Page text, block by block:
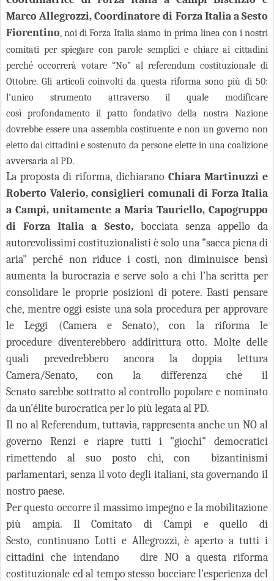
Marco Allegrozzi, Coordinatore di Forza Italia a Sesto
Fiorentino, noi di Forza Italia siamo in prima linea con i nostri
comitati per spiegare con parole semplici e chiare ai cittadini
perché occorrerà votare “No” al referendum costituzionale di
Ottobre. Gli articoli coinvolti da questa riforma sono più di 50:
l’unico strumento attraverso il quale modificare
così profondamento il patto fondativo della nostra Nazione
dovrebbe essere una assembla costituente e non un governo non
eletto dai cittadini e sostenuto da persone elette in una coalizione
avversaria al PD.
La proposta di riforma, dichiarano Chiara Martinuzzi e
Roberto Valerio, consiglieri comunali di Forza Italia
a Campi, unitamente a Maria Tauriello, Capogruppo
di Forza Italia a Sesto,bocciata senza appello da
autorevolissimi costituzionalisti è solo una "sacca piena di
aria" perché non riduce i costi, non diminuisce bensì
aumenta la burocrazia e serve solo a chi l'ha scritta per
consolidare le proprie posizioni di potere. Basti pensare
che, mentre oggi esiste una sola procedura per approvare
le Leggi (Camera e Senato), con la riforma le
procedure diventerebbero addirittura otto. Molte delle
quali prevedrebbero ancora la doppia lettura
Camera/Senato, con la differenza che il
Senato sarebbe sottratto al controllo popolare e nominato
da un'élite burocratica per lo più legata al PD.
Il no al Referendum, tuttavia, rappresenta anche un NO al
governo Renzi e riapre tutti i "giochi" democratici
rimettendo al suo posto chi, con bizantinismi
parlamentari, senza il voto degli italiani, sta governando il
nostro paese.
Per questo occorre il massimo impegno e la mobilitazione
più ampia. Il Comitato di Campi e quello di
Sesto, continuano Lotti e Allegrozzi, è aperto a tutti i
cittadini che intendano dire NO a questa riforma
costituzionale ed al tempo stesso bocciare l'esperienza del